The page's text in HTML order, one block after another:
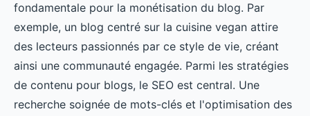
fondamentale pour la monétisation du blog. Par
exemple, un blog centré sur la cuisine vegan attire
des lecteurs passionnés par ce style de vie, créant
ainsi une communauté engagée. Parmi les stratégies
de contenu pour blogs, le SEO est central. Une
recherche soignée de mots-clés et l'optimisation des